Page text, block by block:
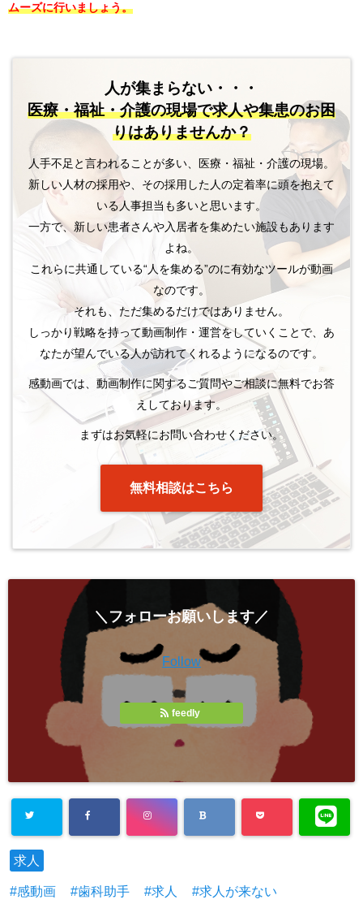
ムーズに行いましょう。
人が集まらない・・・
医療・福祉・介護の現場で求人や集患のお困
りはありませんか？
人手不足と言われることが多い、医療・福祉・介護の現場。
新しい人材の採用や、その採用した人の定着率に頭を抱えて
いる人事担当も多いと思います。
一方で、新しい患者さんや入居者を集めたい施設もあります
よね。
これらに共通している“人を集める”のに有効なツールが動画
なのです。
それも、ただ集めるだけではありません。
しっかり戦略を持って動画制作・運営をしていくことで、あ
なたが望んでいる人が訪れてくれるようになるのです。
感動画では、動画制作に関するご質問やご相談に無料でお答
えしております。
まずはお気軽にお問い合わせください。
無料相談はこちら
＼フォローお願いします／
Follow
feedly
求人
感動画 歯科助手 求人
求人が来ない